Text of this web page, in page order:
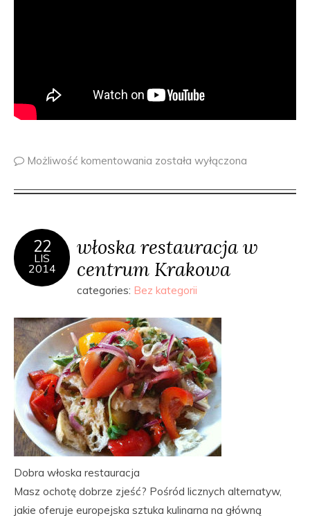
Możliwość komentowania została wyłączona
22
LIS
2014
włoska restauracja w
centrum Krakowa
categories: Bez kategorii
Dobra włoska restauracja
Masz ochotę dobrze zjeść? Pośród licznych alternatyw,
jakie oferuje europejska sztuka kulinarna na główną